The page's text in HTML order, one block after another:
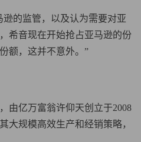
的监管，以及认为需要对亚
希音现在开始抢占亚马逊的份
额，这并不意外。”
由亿万富翁许仰天创立于2008
大规模高效生产和经销策略，